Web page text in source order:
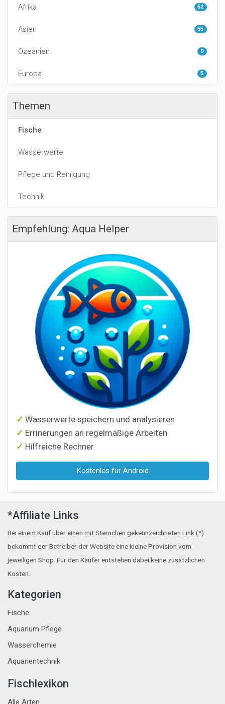
Afrika 52
Asien 55
Ozeanien 9
Europa 5
Themen
Fische
Wasserwerte
Pflege und Reinigung
Technik
Empfehlung: Aqua Helper
Wasserwerte speichern und analysieren
Errinerungen an regelmäßige Arbeiten
Hilfreiche Rechner
Kostenlos für Android
*Affiliate Links
Bei einem Kauf über einen mit Sternchen gekennzeichneten Link (*)
bekommt der Betreiber der Website eine kleine Provision vom
jeweiligen Shop. Für den Käufer entstehen dabei keine zusätzlichen
Kosten.
Kategorien
Fische
Aquarium Pflege
Wasserchemie
Aquarientechnik
Fischlexikon
Alle Arten